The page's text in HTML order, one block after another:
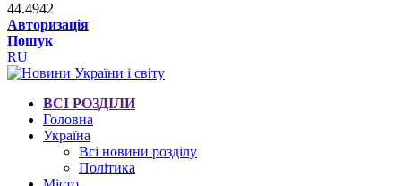
44.4942
Авторизація
Пошук
RU
ВСІ РОЗДІЛИ
Головна
Україна
Всі новини розділу
Політика